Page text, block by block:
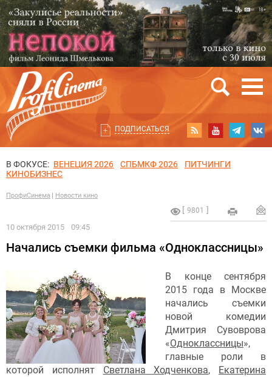
ПОДПИСАТЬСЯ
В ФОКУСЕ: ВЕНЕЦИЯ 2026 СПБМКФ 2026
ПИТЧИНГИ
КИНОБИЗНЕС
ПрофиСинема Новости кино
9801
10 октября 2015 09:45
Начались съемки фильма «Одноклассницы»
В конце сентября
2015 года в Москве
начались съемки
новой комедии
Дмитрия Сувоврова
«Одноклассницы»,
главные роли в
которой исполнят Светлана Ходченкова,
Екатерина